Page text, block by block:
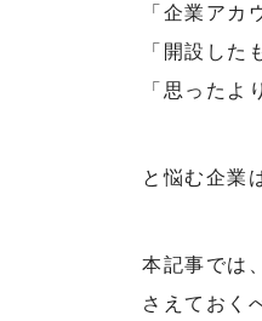
「企業アカ
「開設した
「思ったよ
と悩む企業
本記事では
さえておく